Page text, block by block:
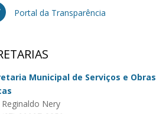
Portal da Transparência
Municipal de Serviços e Obras
Reginaldo Nery